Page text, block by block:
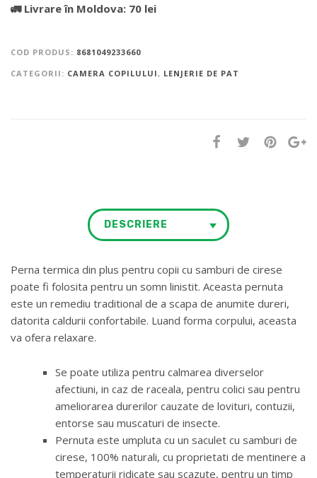
🚛 Livrare în Moldova: 70 lei
COD PRODUS: 8681049233660
CATEGORII: CAMERA COPILULUI, LENJERIE DE PAT
DESCRIERE
Perna termica din plus pentru copii cu samburi de cirese
poate fi folosita pentru un somn linistit. Aceasta pernuta
este un remediu traditional de a scapa de anumite dureri,
datorita caldurii confortabile. Luand forma corpului, aceasta
va ofera relaxare.
Se poate utiliza pentru calmarea diverselor
afectiuni, in caz de raceala, pentru colici sau pentru
ameliorarea durerilor cauzate de lovituri, contuzii,
entorse sau muscaturi de insecte.
Pernuta este umpluta cu un saculet cu samburi de
cirese, 100% naturali, cu proprietati de mentinere a
temperaturii ridicate sau scazute, pentru un timp